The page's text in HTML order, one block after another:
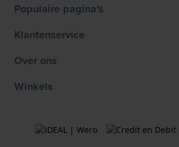
Populaire pagina's
Klantenservice
Over ons
Winkels